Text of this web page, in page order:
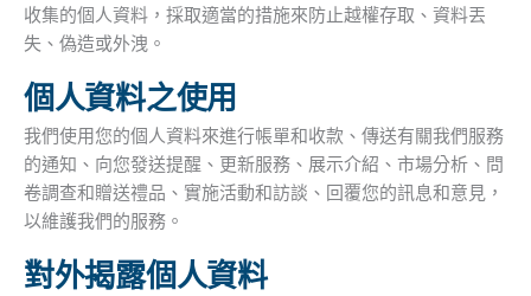
收集的個人資料，採取適當的措施來防止越權存取、資料丟
失、偽造或外洩。
個人資料之使用
我們使用您的個人資料來進行帳單和收款、傳送有關我們服務
的通知、向您發送提醒、更新服務、展示介紹、市場分析、問
卷調查和贈送禮品、實施活動和訪談、回覆您的訊息和意見，
以維護我們的服務。
對外揭露個人資料